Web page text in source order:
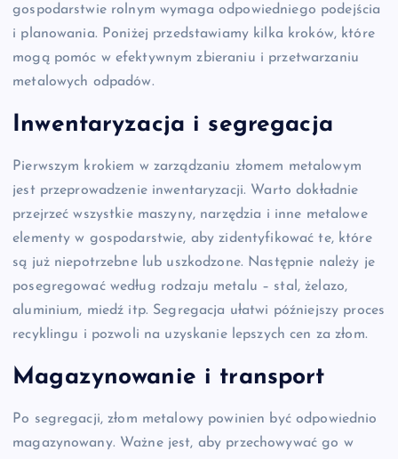
gospodarstwie rolnym wymaga odpowiedniego podejścia
i planowania. Poniżej przedstawiamy kilka kroków, które
mogą pomóc w efektywnym zbieraniu i przetwarzaniu
metalowych odpadów.
Inwentaryzacja i segregacja
Pierwszym krokiem w zarządzaniu złomem metalowym
jest przeprowadzenie inwentaryzacji. Warto dokładnie
przejrzeć wszystkie maszyny, narzędzia i inne metalowe
elementy w gospodarstwie, aby zidentyfikować te, które
są już niepotrzebne lub uszkodzone. Następnie należy je
posegregować według rodzaju metalu – stal, żelazo,
aluminium, miedź itp. Segregacja ułatwi późniejszy proces
recyklingu i pozwoli na uzyskanie lepszych cen za złom.
Magazynowanie i transport
Po segregacji, złom metalowy powinien być odpowiednio
magazynowany. Ważne jest, aby przechowywać go w